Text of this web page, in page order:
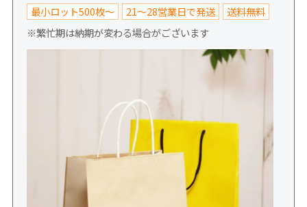
最小ロット500枚～ 21～28営業日で発送
送料無料
※繁忙期は納期が変わる場合がございます